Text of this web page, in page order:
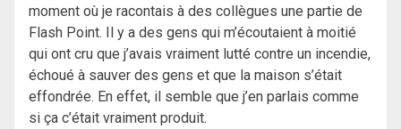
moment où je racontais à des collègues une partie de
Flash Point. Il y a des gens qui m’écoutaient à moitié
qui ont cru que j’avais vraiment lutté contre un incendie,
échoué à sauver des gens et que la maison s’était
effondrée. En effet, il semble que j’en parlais comme
si ça c’était vraiment produit.